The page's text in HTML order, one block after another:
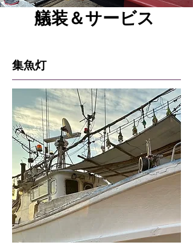
艤装＆サービス
​集魚灯